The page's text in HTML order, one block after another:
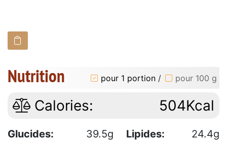
Nutrition pour 1 portion / pour 100 g
Calories: 504Kcal
Glucides: 39.5g Lipides:
24.4g